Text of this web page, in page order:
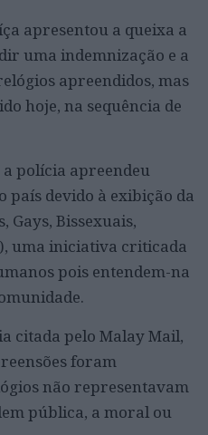
apresentou a queixa a
uma indemnização e a
apreendidos, mas
hoje, na sequência de
a polícia apreendeu
país devido à exibição da
Gays, Bissexuais,
uma iniciativa criticada
pois entendem-na
citada pelo Malay Mail,
foram
não representavam
pública, a moral ou